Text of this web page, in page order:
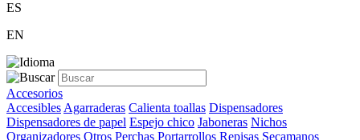
ES
EN
Accesorios
Accesibles Agarraderas Calienta toallas Dispensadores
Dispensadores de papel Espejo chico Jaboneras Nichos
Organizadores Otros Perchas Portarrollos Repisas Secamanos